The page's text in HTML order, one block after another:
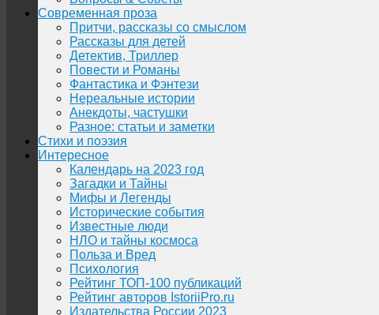
Современная проза
Притчи, рассказы со смыслом
Рассказы для детей
Детектив, Триллер
Повести и Романы
Фантастика и Фэнтези
Нереальные истории
Анекдоты, частушки
Разное: статьи и заметки
Стихи и поэзия
Интересное
Календарь на 2023 год
Загадки и Тайны
Мифы и Легенды
Исторические события
Известные люди
НЛО и тайны космоса
Польза и Вред
Психология
Рейтинг ТОП-100 публикаций
Рейтинг авторов IstoriiPro.ru
Издательства России 2023